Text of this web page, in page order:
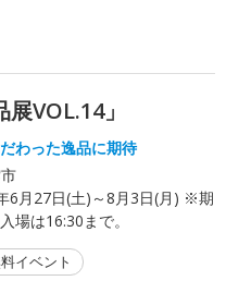
VOL.14」
わった逸品に期待
6月27日(土)～8月3日(月) ※期
場は16:30まで。
イベント